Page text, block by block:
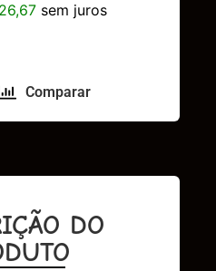
26,67 sem juros
Comparar
DO